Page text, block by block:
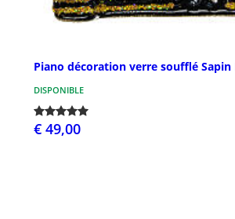
Piano décoration verre soufflé Sapin
DISPONIBLE
€ 49,00